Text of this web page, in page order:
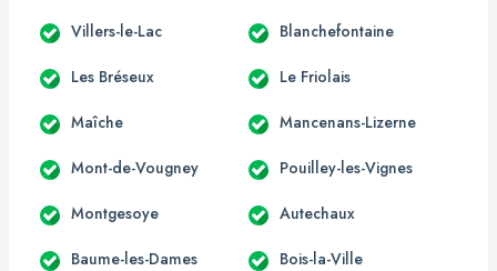
Villers-le-Lac Blanchefontaine
Les Bréseux Le Friolais
Maîche Mancenans-Lizerne
Mont-de-Vougney Pouilley-les-Vignes
Montgesoye Autechaux
Baume-les-Dames Bois-la-Ville